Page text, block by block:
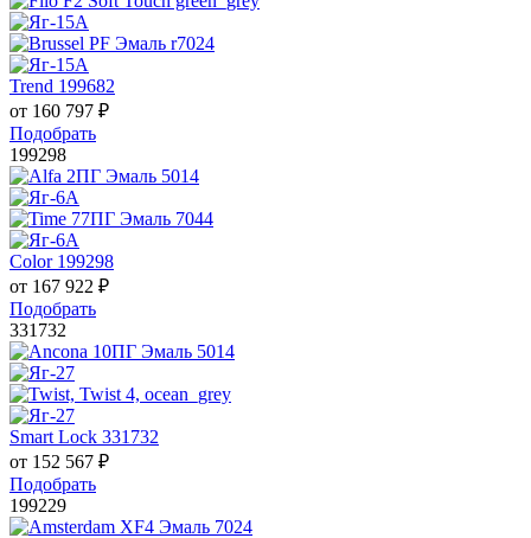
Trend 199682
от 160 797 ₽
Подобрать
199298
Color 199298
от 167 922 ₽
Подобрать
331732
Smart Lock 331732
от 152 567 ₽
Подобрать
199229